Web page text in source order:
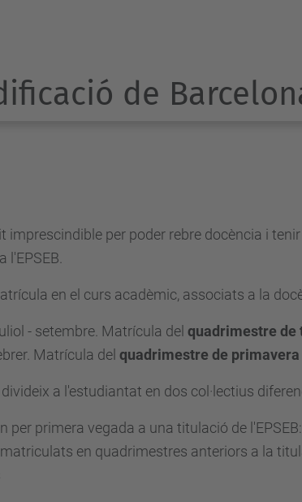
de
imprescindible per poder rebre docència i
en el curs acadèmic, associats a la
- setembre. Matrícula del quadrimestre de
Matrícula del quadrimestre de primavera
a l'estudiantat en dos col·lectius
per primera vegada a una titulació de
en quadrimestres anteriors a la